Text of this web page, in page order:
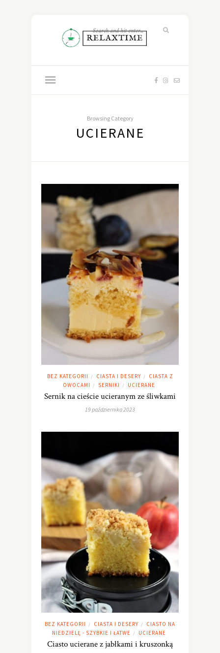
Browsing Category
UCIERANE
BEZ KATEGORII / CIASTA I DESERY /
CIASTA Z
OWOCAMI
/ SERNIKI / UCIERANE
Sernik na cieście ucieranym ze śliwkami
19 października 2023
BEZ KATEGORII / CIASTA I DESERY /
CIASTO NA
NIEDZIELĘ - SZYBKIE I ŁATWE / UCIERANE
Ciasto ucierane z jabłkami i kruszonką